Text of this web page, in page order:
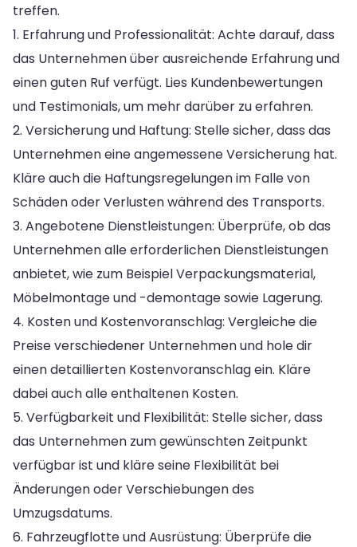
treffen.
1. Erfahrung und Professionalität: Achte darauf, dass
das Unternehmen über ausreichende Erfahrung und
einen guten Ruf verfügt. Lies Kundenbewertungen
und Testimonials, um mehr darüber zu erfahren.
2. Versicherung und Haftung: Stelle sicher, dass das
Unternehmen eine angemessene Versicherung hat.
Kläre auch die Haftungsregelungen im Falle von
Schäden oder Verlusten während des Transports.
3. Angebotene Dienstleistungen: Überprüfe, ob das
Unternehmen alle erforderlichen Dienstleistungen
anbietet, wie zum Beispiel Verpackungsmaterial,
Möbelmontage und -demontage sowie Lagerung.
4. Kosten und Kostenvoranschlag: Vergleiche die
Preise verschiedener Unternehmen und hole dir
einen detaillierten Kostenvoranschlag ein. Kläre
dabei auch alle enthaltenen Kosten.
5. Verfügbarkeit und Flexibilität: Stelle sicher, dass
das Unternehmen zum gewünschten Zeitpunkt
verfügbar ist und kläre seine Flexibilität bei
Änderungen oder Verschiebungen des
Umzugsdatums.
6. Fahrzeugflotte und Ausrüstung: Überprüfe die